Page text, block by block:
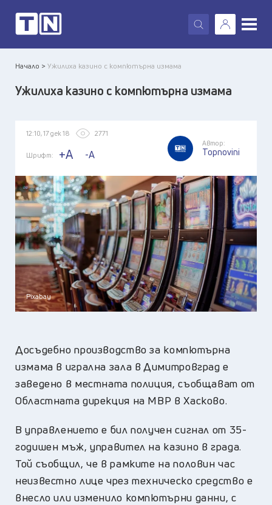
X
Начало >Ужилиха казино с компютърна измама
Ужилиха казино с компютърна измама
12:10, 17 дек 18 2771
Шрифт: +A -A
Автор:
Topnovini
Pixabay
Досъдебно производство за компютърна
измама в игрална зала в Димитровград е
заведено в местната полиция, съобщaват от
Областната дирекция на МВР в Хасково.
В управлението е бил получен сигнал от 35-
годишен мъж, управител на казино в града.
Той съобщил, че в рамките на половин час
неизвестно лице чрез техническо средство е
внесло или изменило компютърни данни, с